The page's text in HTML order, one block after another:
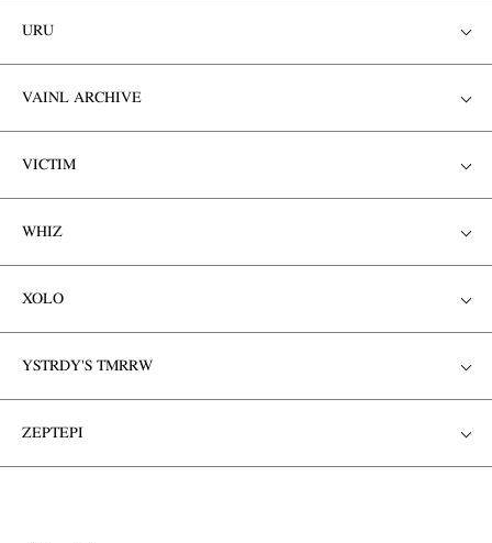
URU
VAINL ARCHIVE
VICTIM
WHIZ
XOLO
YSTRDY'S TMRRW
ZEPTEPI